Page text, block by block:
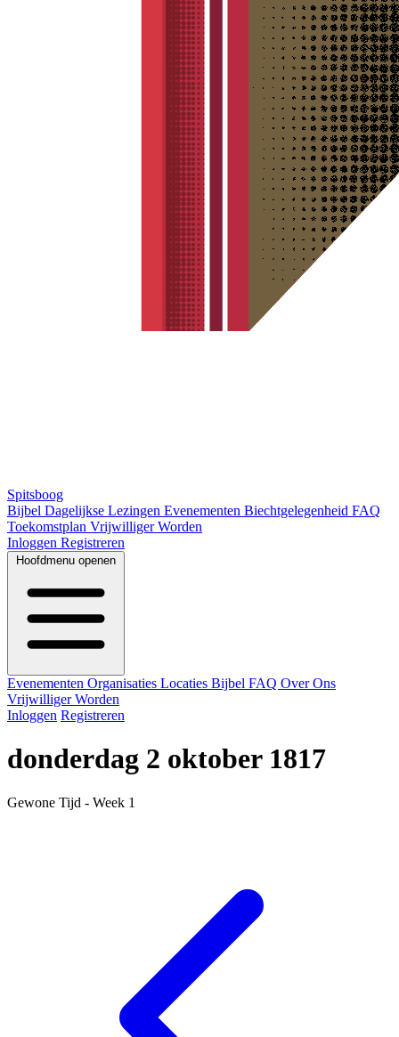
Spitsboog
Bijbel Dagelijkse Lezingen Evenementen Biechtgelegenheid FAQ
Toekomstplan Vrijwilliger Worden
Inloggen Registreren
Hoofdmenu openen
Evenementen Organisaties Locaties Bijbel FAQ Over Ons
Vrijwilliger Worden
Inloggen Registreren
donderdag 2 oktober 1817
Gewone Tijd - Week 1